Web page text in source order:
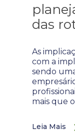
das
As
com a
sendo
mais que
Leia Mais